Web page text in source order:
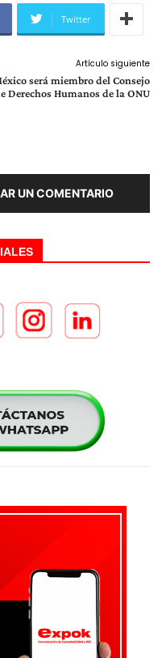
Twitter
Artículo siguiente
será miembro del Consejo
Derechos Humanos de la ONU
UN COMENTARIO